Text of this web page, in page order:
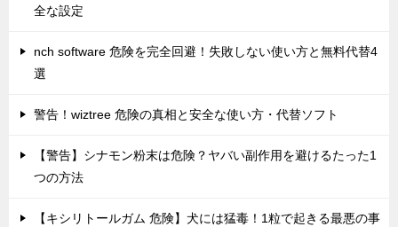
全な設定
nch software 危険を完全回避！失敗しない使い方と無料代替4
選
警告！wiztree 危険の真相と安全な使い方・代替ソフト
【警告】シナモン粉末は危険？ヤバい副作用を避けるたった1
つの方法
【キシリトールガム 危険】犬には猛毒！1粒で起きる最悪の事